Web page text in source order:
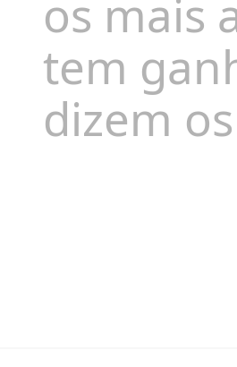
tem
dizem